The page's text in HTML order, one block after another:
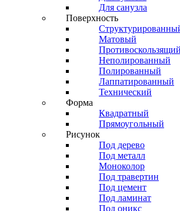
Для санузла
Поверхность
Матовый
Противоскользящий
Неполированный
Полированный
Лаппатированный
Технический
Форма
Квадратный
Прямоугольный
Рисунок
Под дерево
Под металл
Моноколор
Под травертин
Под цемент
Под ламинат
Под оникс